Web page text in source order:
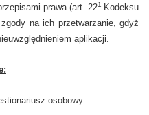
prawa (art. 221 Kodeksu
na ich przetwarzanie, gdyż
aplikacji.
osobowy.